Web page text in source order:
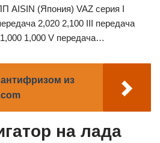
AISIN (Япония) VAZ серия I
2,020 2,100 III передача
1,000 V передача…
из
на лада